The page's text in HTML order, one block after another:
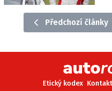
Předchozí články
Etický kodex Kontakt